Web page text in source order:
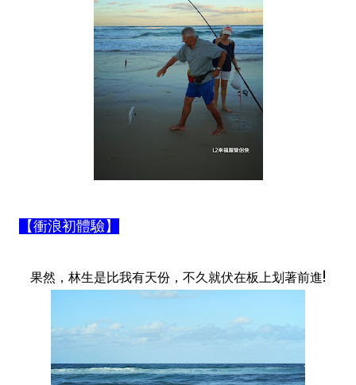
【衝浪初體驗】
果然，林生是比我有天份，不久就伏在板上划著前進!